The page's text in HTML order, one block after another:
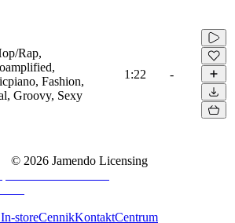
Rap,
Fashion,
Groovy, Sexy
1:22 -
© 2026 Jamendo Licensing
storeCennikKontaktCentrum